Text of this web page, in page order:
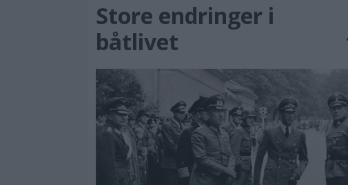
Store endringer i
båtlivet